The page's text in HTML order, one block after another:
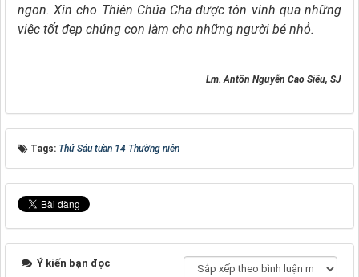
ngon.Xin cho Thiên Chúa Cha được tôn vinh qua những
việc tốt đẹp chúng con làm cho những người bé nhỏ.
Lm. Antôn Nguyễn Cao Siêu, SJ​​​​​​​
Tags: Thứ Sáu tuần 14 Thường niên
Ý kiến bạn đọc